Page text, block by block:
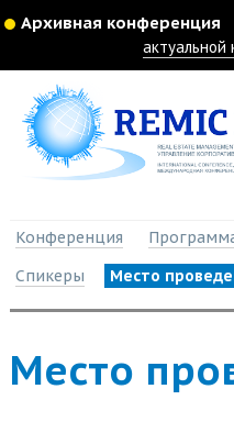
Архивная конференция
Конференция
Спикеры
Место
Место